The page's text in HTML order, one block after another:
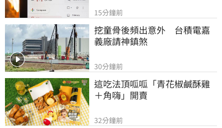
15分鐘前
挖童骨後頻出意外　台積電嘉
義廠請神鎮煞
30分鐘前
這吃法頂呱呱「青花椒鹹酥雞
＋角嗨」開賣
32分鐘前